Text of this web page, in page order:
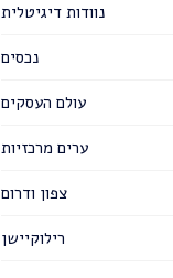
נוודות דיגיטלית
נכסים
עולם העסקים
ערים מרכזיות
צפון ודרום
רילוקיישן